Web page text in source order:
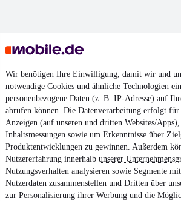
Wir benötigen Ihre Einwilligung, damit wir und
notwendige Cookies und ähnliche Technologien
personenbezogene Daten (z. B. IP-Adresse) auf
abrufen können. Die Datenverarbeitung erfolgt
Anzeigen (auf unseren und dritten Websites/
Inhaltsmessungen sowie um Erkenntnisse über
Produktentwicklungen zu gewinnen. Außerdem
Nutzererfahrung innerhalb unserer
Nutzungsverhalten analysieren sowie Segmente
Nutzerdaten zusammenstellen und Dritten über
zur Personalisierung ihrer Werbung und die
¹MwSt. ausweisbar
4.6 Sterne
Nutze mobile.de schnell und
Impressum
AGB